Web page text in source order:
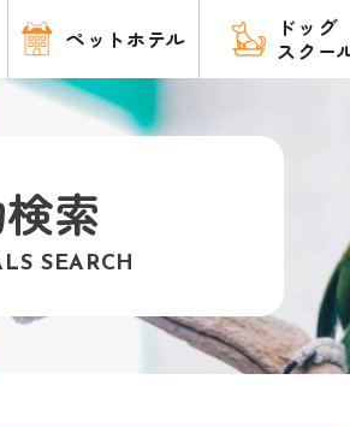
ペットホテル
ドッグ
スクー
索
SEARCH